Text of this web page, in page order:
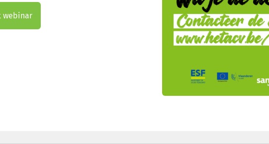
webinar